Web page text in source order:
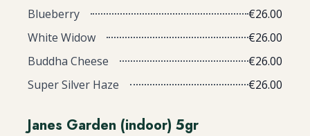
Blueberry
€26.00
White Widow
€26.00
Buddha Cheese
€26.00
Super Silver Haze
€26.00
Janes Garden (indoor) 5gr